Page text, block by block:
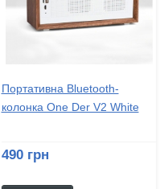
Портативна Bluetooth-
колонка One Der V2 White
490 грн